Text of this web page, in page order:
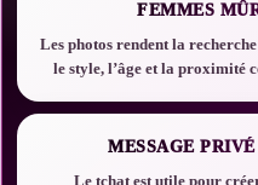
FEMMES
Les photos rendent la
le style, l’âge et la proximité
MESSAGE
Le tchat est utile pour